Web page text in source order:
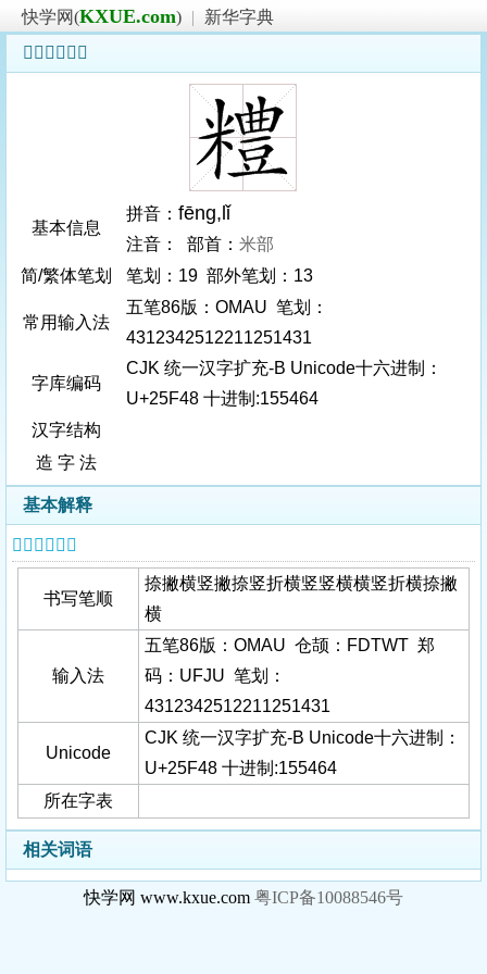
快学网(KXUE.com) |
新华字典
𥽈字基本信息
基本信息
拼音： fēng,lǐ
注音： 部首： 米部
简/繁体笔划
笔划：19 部外笔划：13
常用输入法
五笔86版：OMAU 笔划：
4312342512211251431
字库编码
CJK 统一汉字扩充-B Unicode十六进制：
U+25F48 十进制:155464
汉字结构
造 字 法
基本解释
𥽈字基本信息
书写笔顺
捺撇横竖撇捺竖折横竖竖横横竖折横捺撇
横
输入法
五笔86版：OMAU 仓颉：FDTWT 郑
码：UFJU 笔划：
4312342512211251431
Unicode
CJK 统一汉字扩充-B Unicode十六进制：
U+25F48 十进制:155464
所在字表
相关词语
快学网 www.kxue.com 粤ICP备10088546号